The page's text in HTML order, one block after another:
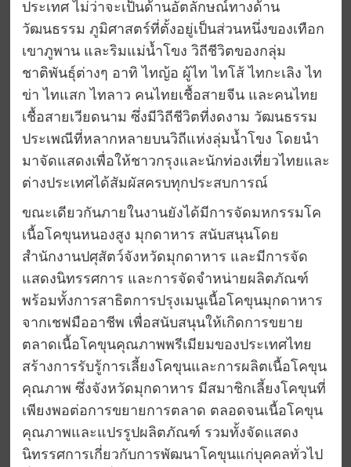
ประเทศ ไม่ว่าจะเป็นด้านอัตลักษณ์ทางด้าน
วัฒนธรรม ภูมิศาสตร์ที่ตั้งอยู่เป็นส่วนหนึ่งของเทือก
เขาภูพาน และริมแม่น้ำโขง วิถีชีวิตของกลุ่ม
ชาติพันธุ์ต่างๆ อาทิ ไทญ้อ ผู้ไท ไทโส้ ไทกะเลิง ไท
ข่า ไทแสก ไทลาว คนไทยเชื้อสายจีน และคนไทย
เชื้อสายเวียดนาม ซึ่งมีวิถีชีวิตที่งดงาม วัฒนธรรม
ประเพณีที่หลากหลายบนวิถีแห่งลุ่มน้ำโขง โดยนำ
มาจัดแสดงเพื่อให้ชาวกรุงและนักท่องเที่ยวไทยและ
ต่างประเทศได้สัมผัสครบทุกประสบการณ์
ขณะเดียวกันภายในงานยังได้มีการจัดมหกรรมโค
เนื้อโคขุนหนองสูง มุกดาหาร สนับสนุนโดย
สำนักงานปศุสัตว์จังหวัดมุกดาหาร และมีการจัด
แสดงนิทรรศการ และการจัดจำหน่ายผลิตภัณฑ์
พร้อมทั้งการสาธิตการปรุงเมนูเนื้อโคขุนมุกดาหาร
จากเชฟมืออาชีพ เพื่อสนับสนุนให้เกิดการขยาย
ตลาดเนื้อโคขุนคุณภาพพรีเมียมของประเทศไทย
สร้างการรับรู้การเลี้ยงโคขุนและการผลิตเนื้อโคขุน
คุณภาพ ซึ่งจังหวัดมุกดาหาร มีสมาชิกเลี้ยงโคขุนที่
เพียงพอต่อการขยายการตลาด ตลอดจนเนื้อโคขุน
คุณภาพและแปรรูปผลิตภัณฑ์ รวมทั้งจัดแสดง
นิทรรศการเกี่ยวกับการพัฒนาโคขุนแก่บุคคลทั่วไป